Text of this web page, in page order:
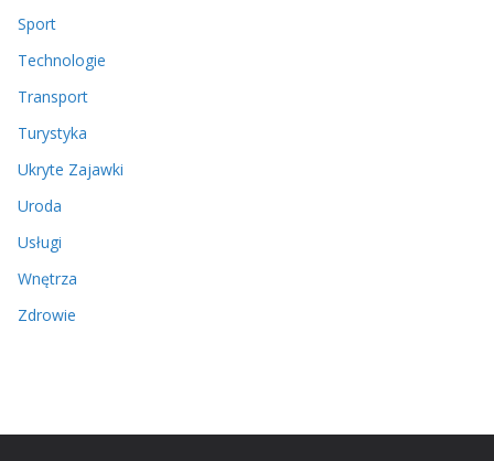
Sport
Technologie
Transport
Turystyka
Ukryte Zajawki
Uroda
Usługi
Wnętrza
Zdrowie